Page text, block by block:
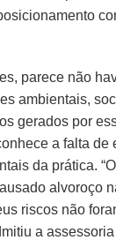
parece não
ambientais,
gerados por
a falta de
da prática.
alvoroço
riscos não
a